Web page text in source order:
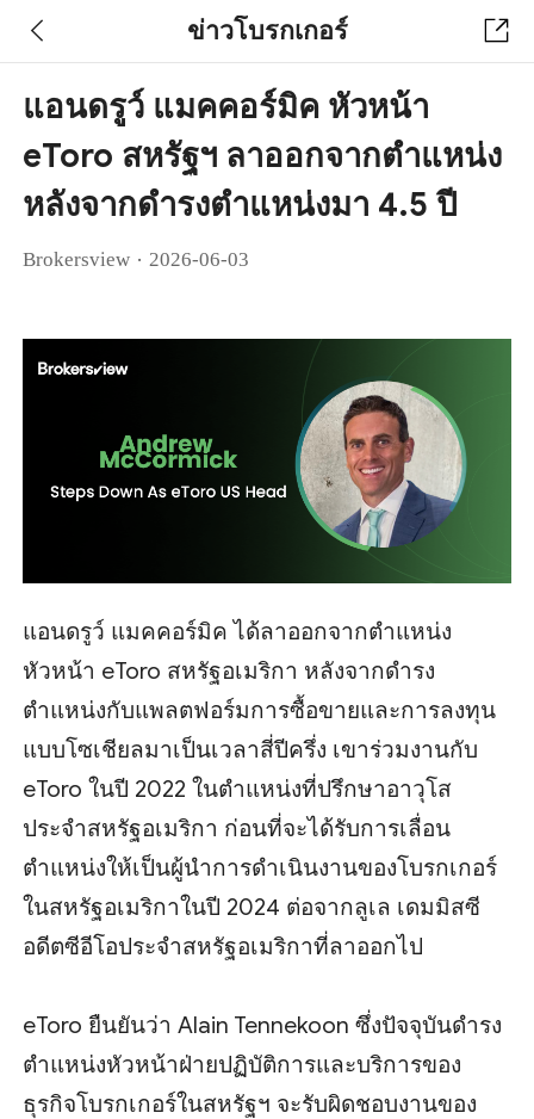
ข่าวโบรกเกอร์
แอนดรูว์ แมคคอร์มิค หัวหน้า
eToro สหรัฐฯ ลาออกจากตำแหน่ง
หลังจากดำรงตำแหน่งมา 4.5 ปี
Brokersview · 2026-06-03
แอนดรูว์ แมคคอร์มิค ได้ลาออกจากตำแหน่ง
หัวหน้า eToro สหรัฐอเมริกา หลังจากดำรง
ตำแหน่งกับแพลตฟอร์มการซื้อขายและการลงทุน
แบบโซเชียลมาเป็นเวลาสี่ปีครึ่ง เขาร่วมงานกับ
eToro ในปี 2022 ในตำแหน่งที่ปรึกษาอาวุโส
ประจำสหรัฐอเมริกา ก่อนที่จะได้รับการเลื่อน
ตำแหน่งให้เป็นผู้นำการดำเนินงานของโบรกเกอร์
ในสหรัฐอเมริกาในปี 2024 ต่อจากลูเล เดมมิสซี
อดีตซีอีโอประจำสหรัฐอเมริกาที่ลาออกไป
eToro ยืนยันว่า Alain Tennekoon ซึ่งปัจจุบันดำรง
ตำแหน่งหัวหน้าฝ่ายปฏิบัติการและบริการของ
ธุรกิจโบรกเกอร์ในสหรัฐฯ จะรับผิดชอบงานของ